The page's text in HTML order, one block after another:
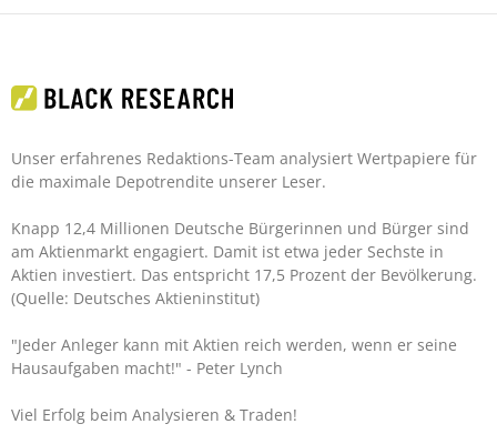
Unser erfahrenes Redaktions-Team analysiert Wertpapiere für
die maximale Depotrendite unserer Leser.
Knapp 12,4 Millionen Deutsche Bürgerinnen und Bürger sind
am Aktienmarkt engagiert. Damit ist etwa jeder Sechste in
Aktien investiert. Das entspricht 17,5 Prozent der Bevölkerung.
(Quelle: Deutsches Aktieninstitut)
"Jeder Anleger kann mit Aktien reich werden, wenn er seine
Hausaufgaben macht!" - Peter Lynch
Viel Erfolg beim Analysieren & Traden!